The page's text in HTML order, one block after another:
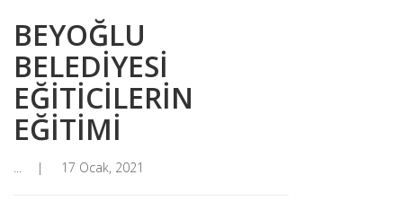
BEYOĞLU
BELEDİYESİ
EĞİTİCİLERİN
EĞİTİMİ
... 17 Ocak, 2021